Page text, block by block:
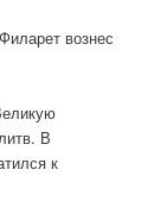
вознес
В
к